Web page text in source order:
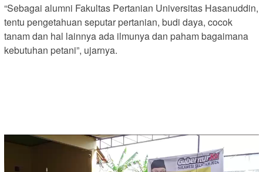
“Sebagai alumni Fakultas Pertanian Universitas Hasanuddin,
tentu pengetahuan seputar pertanian, budi daya, cocok
tanam dan hal lainnya ada ilmunya dan paham bagaimana
kebutuhan petani”, ujarnya.